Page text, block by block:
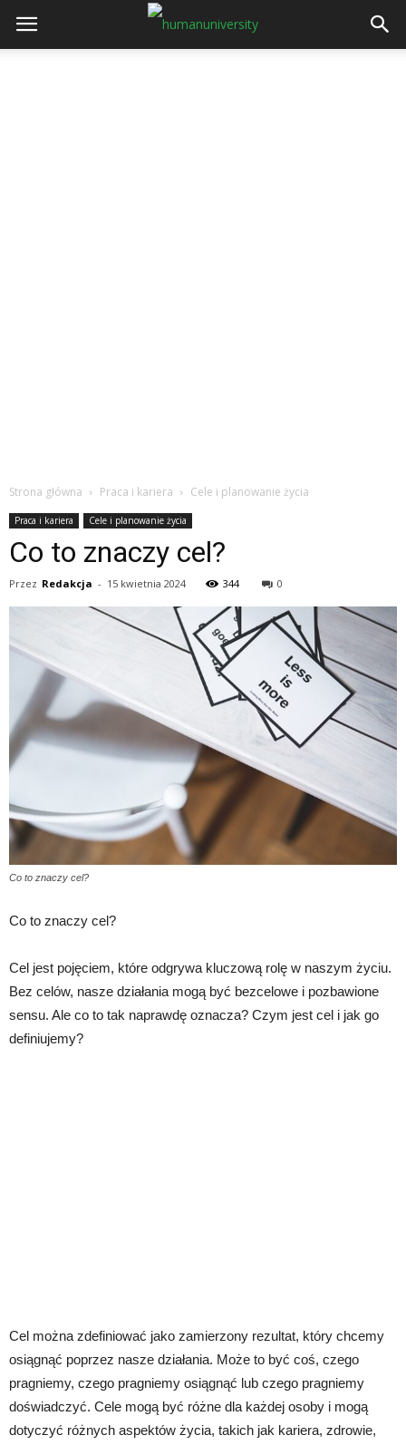
Strona główna Praca i kariera Cele i planowanie życia
Praca i kariera Cele i planowanie życia
Co to znaczy cel?
Przez Redakcja - 15 kwietnia 2024 344 0
Co to znaczy cel?
Co to znaczy cel?
Cel jest pojęciem, które odgrywa kluczową rolę w naszym życiu.
Bez celów, nasze działania mogą być bezcelowe i pozbawione
sensu. Ale co to tak naprawdę oznacza? Czym jest cel i jak go
definiujemy?
Cel można zdefiniować jako zamierzony rezultat, który chcemy
osiągnąć poprzez nasze działania. Może to być coś, czego
pragniemy, czego pragniemy osiągnąć lub czego pragniemy
doświadczyć. Cele mogą być różne dla każdej osoby i mogą
dotyczyć różnych aspektów życia, takich jak kariera, zdrowie,